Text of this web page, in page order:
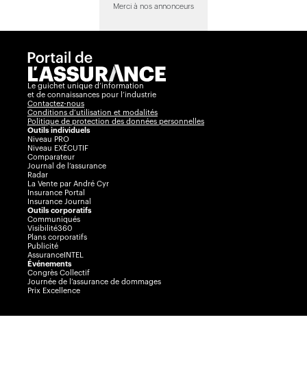
Merci à nos annonceurs
Le guichet unique d’information
et de connaissances pour l’industrie
Contactez-nous
Conditions d’utilisation et modalités
Politique de protection des données personnelles
Outils individuels
Niveau PRO
Niveau EXÉCUTIF
Comparateur
Journal de l’assurance
Radar
La Vente par André Cyr
Insurance Portal
Insurance Journal
Outils corporatifs
Communiqués
Visibilité360
Plans corporatifs
Publicité
AssuranceINTEL
Événements
Congrès Collectif
Journée de l’assurance de dommages
Prix Excellence